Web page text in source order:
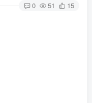
0 51 15